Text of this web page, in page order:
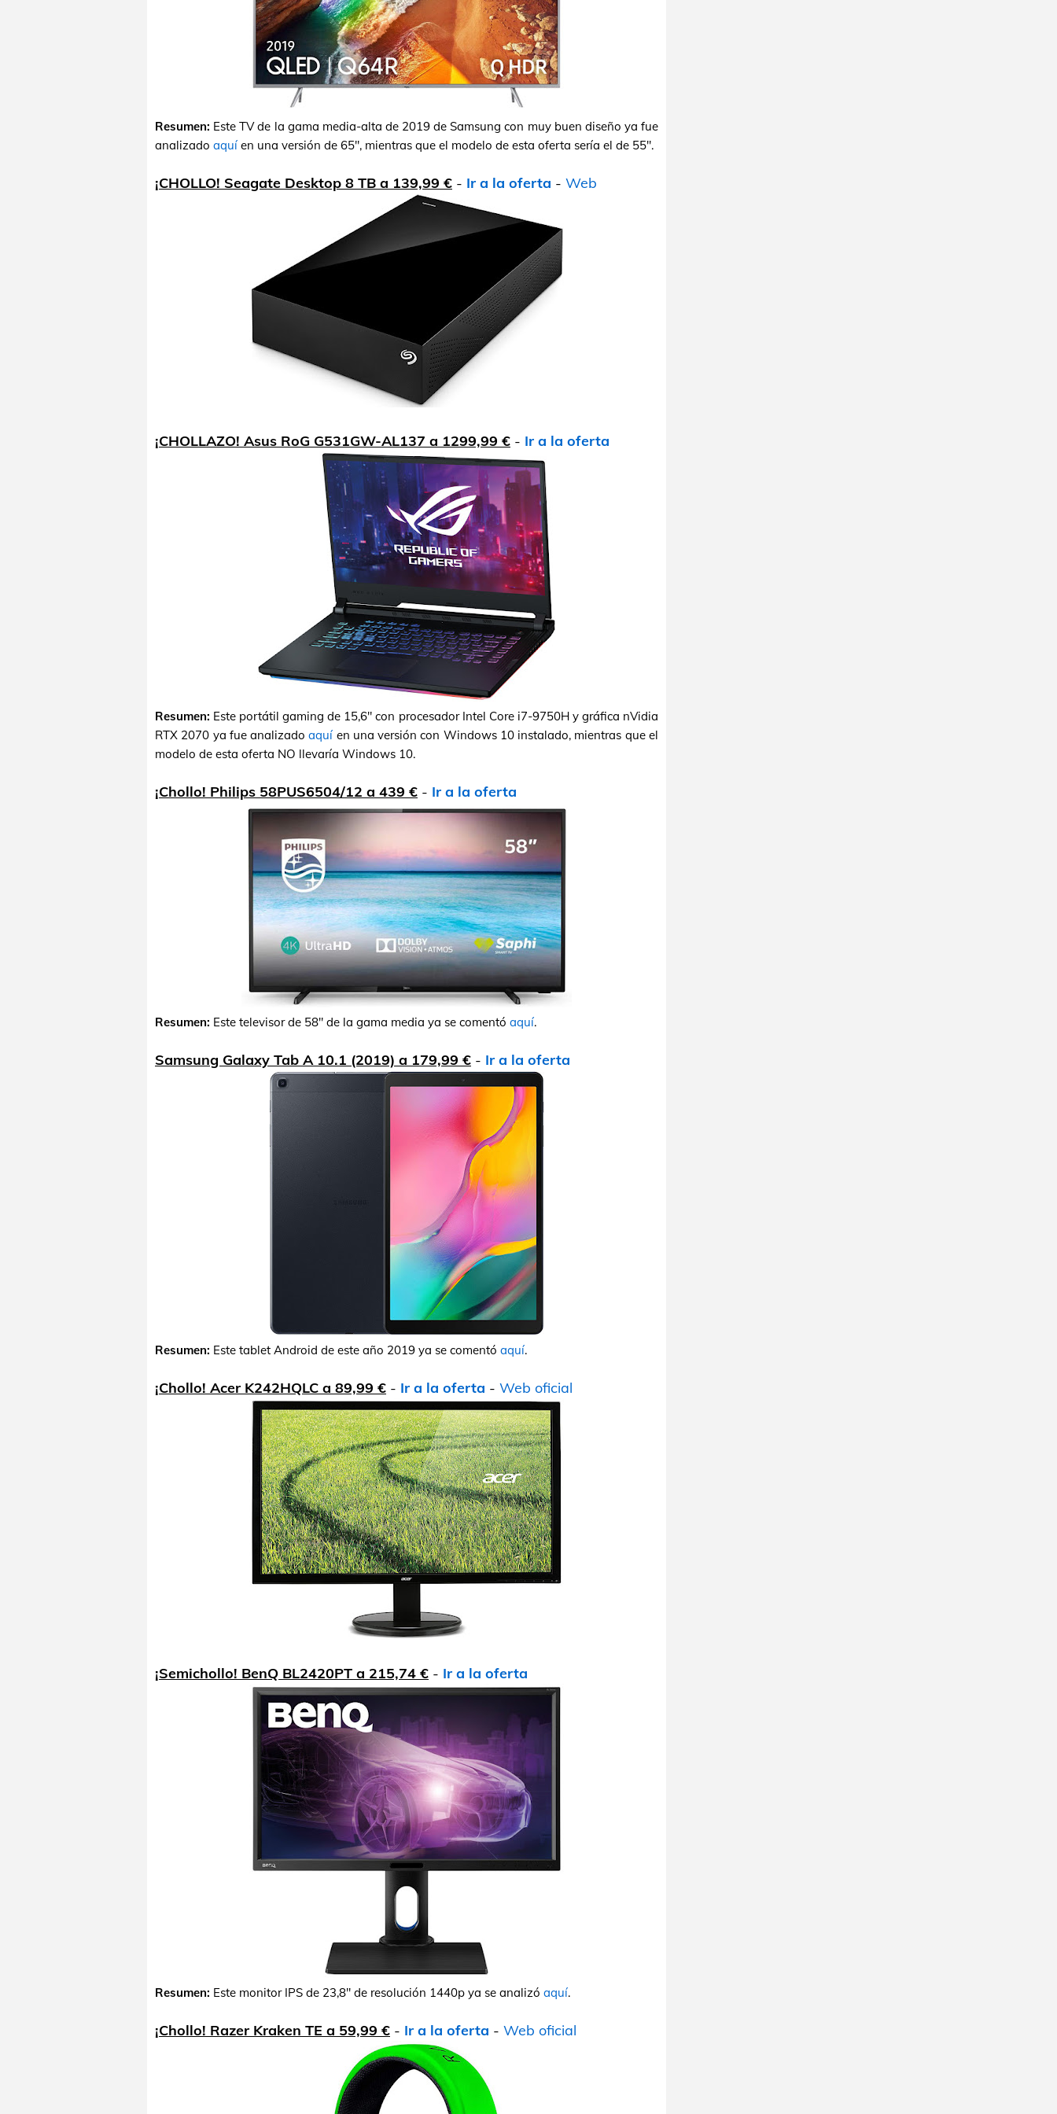
Resumen: Este TV de la gama media-alta de 2019 de Samsung con muy buen diseño ya fue
analizado aquí en una versión de 65", mientras que el modelo de esta oferta sería el de 55".
¡CHOLLO! Seagate Desktop 8 TB a 139,99 € - Ir a la oferta - Web
¡CHOLLAZO! Asus RoG G531GW-AL137 a 1299,99 € - Ir a la oferta
Resumen: Este portátil gaming de 15,6" con procesador Intel Core i7-9750H y gráfica nVidia
RTX 2070 ya fue analizadoaquí en una versión con Windows 10 instalado, mientras que el
modelo de esta oferta NO llevaría Windows 10.
¡Chollo! Philips 58PUS6504/12 a 439 € - Ir a la oferta
Resumen: Este televisor de 58" de la gama media ya se comentó aquí.
Samsung Galaxy Tab A 10.1 (2019) a 179,99 € - Ir a la oferta
Resumen: Este tablet Android de este año 2019 ya se comentó aquí.
¡Chollo! Acer K242HQLC a 89,99 € - Ir a la oferta - Web oficial
¡Semichollo! BenQ BL2420PT a 215,74 € - Ir a la oferta
Resumen: Este monitor IPS de 23,8" de resolución 1440p ya se analizó aquí.
¡Chollo! Razer Kraken TE a 59,99 € - Ir a la oferta - Web oficial